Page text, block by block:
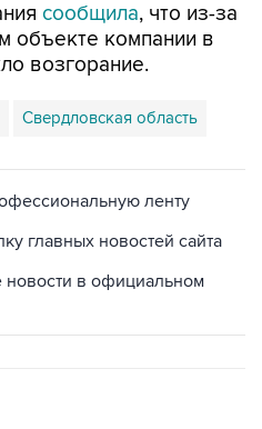
сообщила, что из-за
объекте компании в
возгорание.
Свердловская область
ленту
главных новостей сайта
новости в официальном